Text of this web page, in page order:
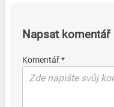
Napsat komentář
Komentář *